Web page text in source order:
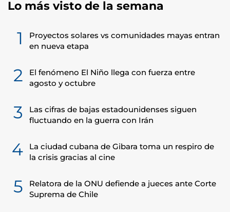
Lo más visto de la semana
1
Proyectos solares vs comunidades mayas entran
en nueva etapa
2
El fenómeno El Niño llega con fuerza entre
agosto y octubre
3
Las cifras de bajas estadounidenses siguen
fluctuando en la guerra con Irán
4
La ciudad cubana de Gibara toma un respiro de
la crisis gracias al cine
5
Relatora de la ONU defiende a jueces ante Corte
Suprema de Chile